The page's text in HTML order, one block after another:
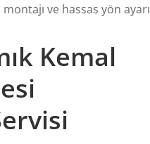
ve hassas yön ayarı
Kemal